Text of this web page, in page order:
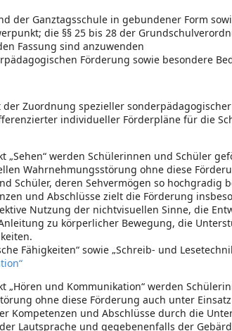
der Ganztagsschule in gebundener Form
die §§ 25 bis 28 der
Fassung sind anzuwenden
Förderung sowie besondere
Zuordnung spezieller
individueller Förderpläne für die
„Sehen“ werden Schülerinnen und Schüler
Wahrnehmungsstörung ohne diese
Schüler, deren Sehvermögen so
und Abschlüsse zielt die Förderung
Nutzung der nichtvisuellen Sinne, die
zu körperlicher Bewegung, die
Fähigkeiten“ sowie „Schreib- und
„Hören und Kommunikation“ werden
ohne diese Förderung auch unter
Kompetenzen und Abschlüsse durch die
Lautsprache und gegebenenfalls der